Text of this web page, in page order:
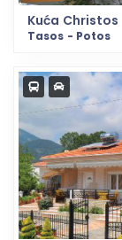
Kuća Christos
Tasos - Potos